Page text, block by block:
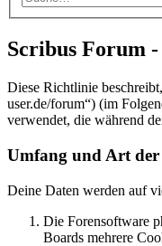
Scribus Forum
Diese Richtlinie
user.de/forum“) (im
verwendet, die während
Umfang und Art der
Deine Daten werden auf
Die Forensoftware
Boards mehrere